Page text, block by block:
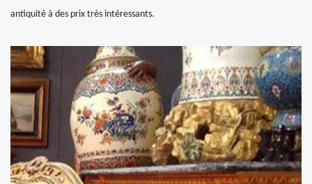
antiquité à des prix très intéressants.